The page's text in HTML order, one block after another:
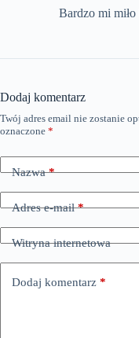
Bardzo mi
Dodaj komentarz
Twój adres email nie zostanie
oznaczone *
Nazwa*
Adres e-mail*
Witryna internetowa
Dodaj komentarz *